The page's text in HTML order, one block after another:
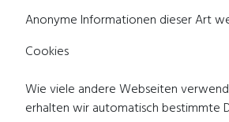
Anonyme Informationen dieser Art
Cookies
Wie viele andere Webseiten
erhalten wir automatisch bestimmte